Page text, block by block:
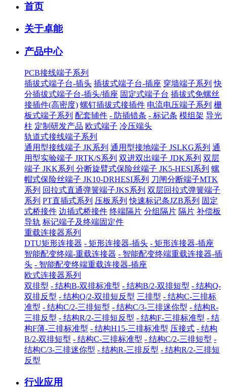
首页
关于卓能
产品中心
PCB接线端子系列
插拔式端子台-插头 插拔式端子台-插座 穿墙端子系列 快
分插拔式端子台-插头/插座 固定式端子台 插拔式免螺丝
接插件(高密度) 螺钉插拔式接插件 电流电压端子系列 栅
板式端子系列 配套辅件 - 防插错条 - 标记条 模组架 导光
柱 定制研发产品 欧式端子 冷压端头
轨道式接线端子系列
通用型接线端子 JK系列 通用型接地端子 JSLKG系列 通
用型实验端子 JRTK/S系列 双进双出端子 JDK系列 双层
端子 JKK系列 分断旋臂式保险丝端子 JK5-HESI系列 螺
帽式保险丝端子 JK10-DRHESI系列 刀闸分断端子MTK
系列 回拉式直通弹簧端子JKS系列 双层回拉式弹簧端子
系列 PT直插式系列 压板系列 快速标记条JZB系列 固定
式桥接件 边插式桥接件 终端隔片 分组隔片 隔片 补偿板
导轨 标记端子及终端固定件
重载连接器系列
DTU矩形连接器 - 矩形连接器-插头 - 矩形连接器-插座
智能配变终端-重载连接器 - 智能配变终端重载连接器-插
头 - 智能配变终端重载连接器-插座
欧式连接器系列
双排型 - 结构B-双排标准型 - 结构B/2-双排短型 - 结构Q-
双排反型 - 结构Q/2-双排短反型 三排型 - 结构C-三排标
准型 - 结构C/2-三排短型 - 结构C/3-三排迷你型 - 结构R-
三排反型 - 结构R/2-三排短反型 - 结构F-三排标准型 - 结
构F薄-三排标准型 - 结构H15-三排标准型 压接式 - 结构
B/2-双排短型 - 结构C-三排标准型 - 结构C/2-三排短型 -
结构C/3-三排迷你型 - 结构R-三排反型 - 结构R/2-三排短
反型
行业应用